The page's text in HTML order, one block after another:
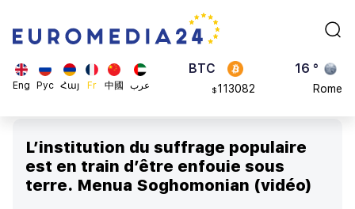
Eng Рус Հայ Fr 中國 عرب
BTC
ADA
0.868816
23 °
Madrid
L’institution du suffrage populaire
est en train d’être enfouie sous
terre. Menua Soghomonian (vidéo)